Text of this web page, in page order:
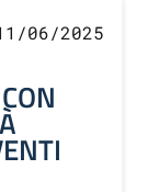
06/2025